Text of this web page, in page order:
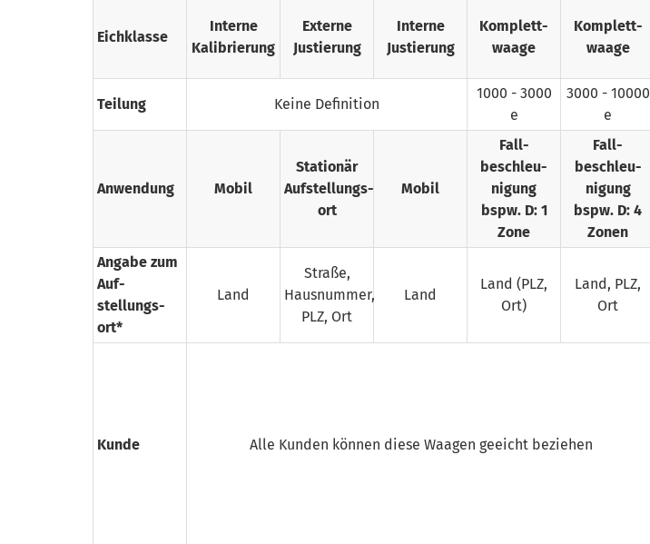
Eichklasse
Interne
Kalibrierung
Externe
Justierung
Interne
Justierung
Komplett­
waage
Komplett­
waage
Teilung Keine Definition
1000 - 3000
e
3000 - 10000
e
Anwendung Mobil
Stationär
Aufstellungs­
ort
Mobil
Fall­
beschleu­
nigung
bspw. D: 1
Zone
Fall­
beschleu­
nigung
bspw. D: 4
Zonen
Angabe zum
Auf­
stellungs­
ort*
Land
Straße,
Hausnummer,
PLZ, Ort
Land
Land (PLZ,
Ort)
Land, PLZ,
Ort
Kunde Alle Kunden können diese Waagen geeicht beziehen